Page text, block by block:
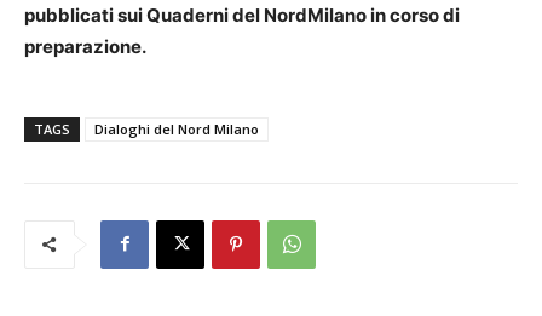
pubblicati sui Quaderni del NordMilano in corso di
preparazione.
TAGS Dialoghi del Nord Milano